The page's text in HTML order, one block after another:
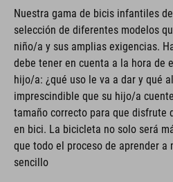
Nuestra gama de bicis infantiles
selección de diferentes modelos
niño/a y sus amplias exigencias.
debe tener en cuenta a la hora de
hijo/a: ¿qué uso le va a dar y qué
imprescindible que su hijo/a
tamaño correcto para que disfrute
en bici. La bicicleta no solo será
que todo el proceso de aprender a
sencillo